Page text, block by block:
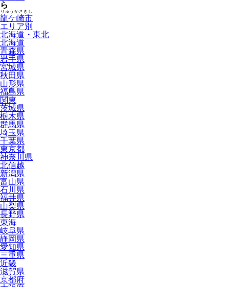
ら
龍ケ崎市
りゅうがさきし
エリア別
北海道・東北
北海道
青森県
岩手県
宮城県
秋田県
山形県
福島県
関東
茨城県
栃木県
群馬県
埼玉県
千葉県
東京都
神奈川県
北信越
新潟県
富山県
石川県
福井県
山梨県
長野県
東海
岐阜県
静岡県
愛知県
三重県
近畿
滋賀県
京都府